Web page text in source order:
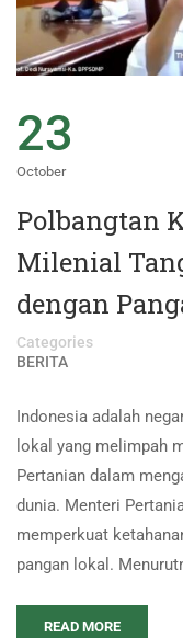
23
October
Polbangtan
Milenial
dengan
Categories
BERITA
Indonesia adalah
lokal yang melimpah
Pertanian dalam
dunia. Menteri
memperkuat
pangan lokal.
READ MORE